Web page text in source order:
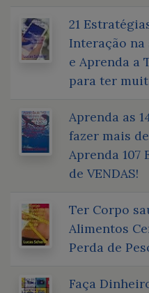
21
Interação na
e Aprenda a
para ter
Aprenda as
fazer mais
Aprenda 107
de VENDAS!
Ter Corpo
Alimentos
Perda de
Faça